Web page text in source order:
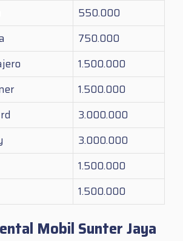
550.000
750.000
1.500.000
1.500.000
3.000.000
3.000.000
1.500.000
1.500.000
Mobil Sunter Jaya